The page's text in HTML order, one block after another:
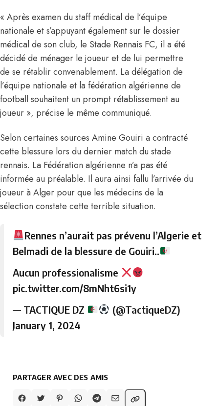
« Après examen du staff médical de l’équipe
nationale et s’appuyant également sur le dossier
médical de son club, le Stade Rennais FC, il a été
décidé de ménager le joueur et de lui permettre
de se rétablir convenablement. La délégation de
l’équipe nationale et la fédération algérienne de
football souhaitent un prompt rétablissement au
joueur », précise le même communiqué.
Selon certaines sources Amine Gouiri a contracté
cette blessure lors du dernier match du stade
rennais. La Fédération algérienne n’a pas été
informée au préalable. Il aura ainsi fallu l’arrivée du
joueur à Alger pour que les médecins de la
sélection constate cette terrible situation.
Rennes n’aurait pas prévenu l’Algerie et
Belmadi de la blessure de Gouiri..
Aucun professionalisme
pic.twitter.com/8mNht6si1y
— TACTIQUE DZ
(@TactiqueDZ)
January 1, 2024
PARTAGER AVEC DES AMIS